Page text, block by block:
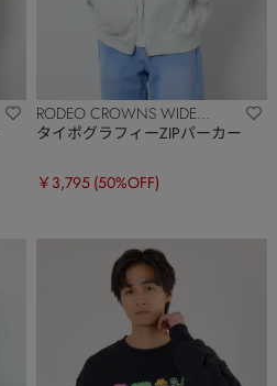
RODEO CROWNS WIDE
BOWL
タイポグラフィーZIPパーカー
￥3,795 (50%OFF)